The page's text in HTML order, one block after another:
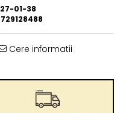
01-38
Cere informatii